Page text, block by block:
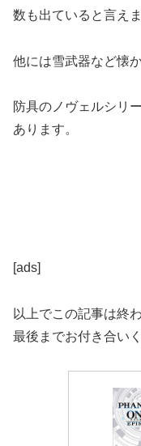
数も出ていると言えま
他には雪武器など懐
防具のノヴェルシリ
あります。
[ads]
以上でこの記事は終
最後までお付き合い